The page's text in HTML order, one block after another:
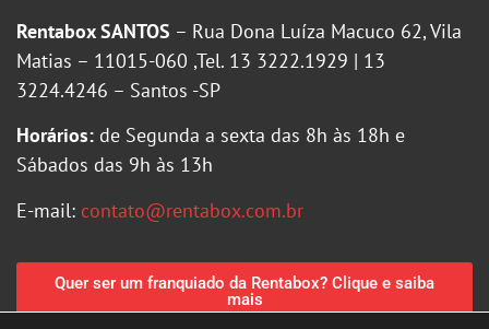
Rentabox SANTOS – Rua Dona Luíza Macuco 62, Vila
Matias – 11015-060 ,Tel. 13 3222.1929 | 13
3224.4246 – Santos -SP
Horários: de Segunda a sexta das 8h às 18h e
Sábados das 9h às 13h
E-mail: contato@rentabox.com.br
Quer ser um franquiado da Rentabox? Clique e saiba
mais